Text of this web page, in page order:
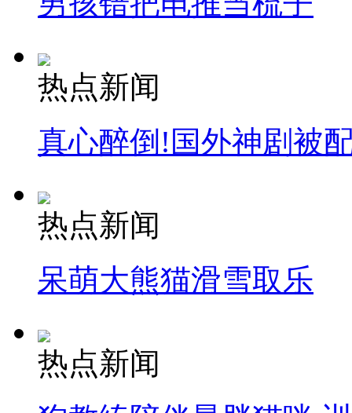
热点新闻
真心醉倒!国外神剧被
热点新闻
呆萌大熊猫滑雪取乐
热点新闻